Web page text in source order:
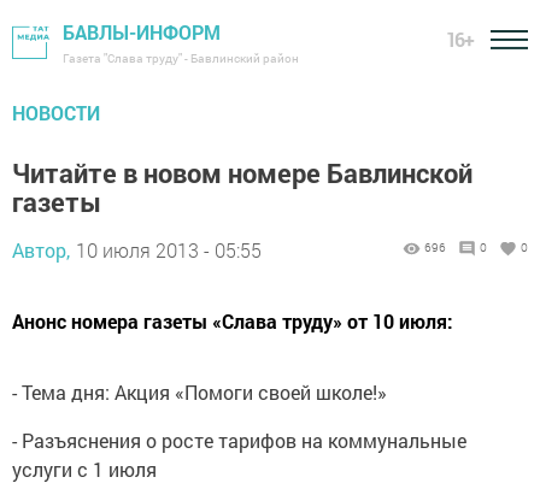
БАВЛЫ-ИНФОРМ
Газета "Слава труду" - Бавлинский район
16+
НОВОСТИ
Читайте в новом номере Бавлинской
газеты
Автор, 10 июля 2013 - 05:55 696 0 0
Анонс номера газеты «Слава труду» от 10 июля:
- Тема дня: Акция «Помоги своей школе!»
- Разъяснения о росте тарифов на коммунальные
услуги с 1 июля